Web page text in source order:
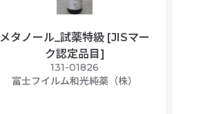
メタノール_試薬特級 [JISマー
ク認定品目]
131-01826
富士フイルム和光純薬（株）